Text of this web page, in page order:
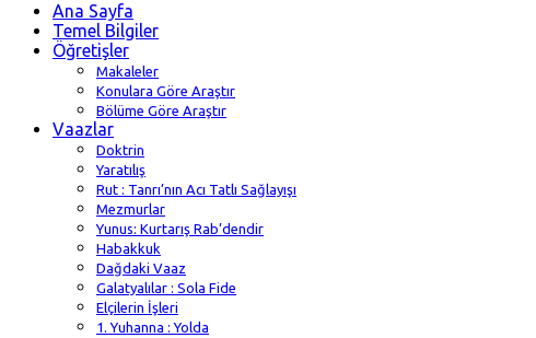
Ana Sayfa
Temel Bilgiler
Öğretişler
Makaleler
Konulara Göre Araştır
Bölüme Göre Araştır
Vaazlar
Doktrin
Yaratılış
Rut : Tanrı’nın Acı Tatlı Sağlayışı
Mezmurlar
Yunus: Kurtarış Rab’dendir
Habakkuk
Dağdaki Vaaz
Galatyalılar : Sola Fide
Elçilerin İşleri
1. Yuhanna : Yolda